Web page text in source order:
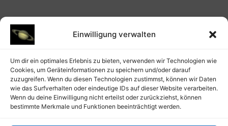
Einwilligung verwalten
Um dir ein optimales Erlebnis zu bieten, verwenden wir Technologien wie
Cookies, um Geräteinformationen zu speichern und/oder darauf
zuzugreifen. Wenn du diesen Technologien zustimmst, können wir Daten
wie das Surfverhalten oder eindeutige IDs auf dieser Website verarbeiten.
Wenn du deine Einwilligung nicht erteilst oder zurückziehst, können
bestimmte Merkmale und Funktionen beeinträchtigt werden.